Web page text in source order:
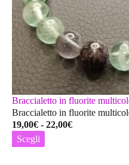
Braccialetto in fluorite
Braccialetto in fluorite
19,00€ - 22,00€Fascia
Scegli